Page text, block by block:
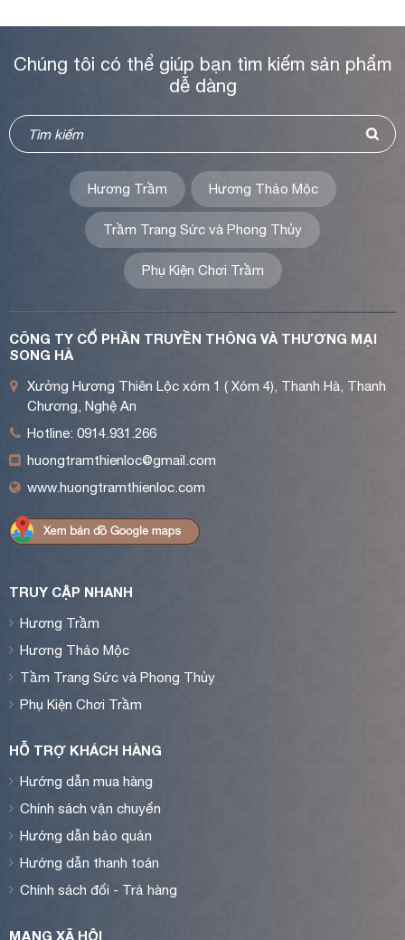
Chúng tôi có thể giúp bạn tìm kiếm sản phẩm
dễ dàng
Hương Trầm Hương Thảo Mộc
Trầm Trang Sức và Phong Thủy
Phụ Kiện Chơi Trầm
CÔNG TY CỔ PHẦN TRUYỀN THÔNG VÀ THƯƠNG MẠI
SONG HÀ
Xưởng Hương Thiên Lộc xóm 1 ( Xóm 4), Thanh Hà, Thanh
Chương, Nghệ An
Hotline: 0914.931.266
huongtramthienloc@gmail.com
www.huongtramthienloc.com
TRUY CẬP NHANH
Hương Trầm
Hương Thảo Mộc
Tầm Trang Sức và Phong Thủy
Phụ Kiện Chơi Trầm
HỖ TRỢ KHÁCH HÀNG
Hướng dẫn mua hàng
Chính sách vận chuyển
Hướng dẫn bảo quản
Hướng dẫn thanh toán
Chính sách đổi - Trả hàng
MẠNG XÃ HỘI